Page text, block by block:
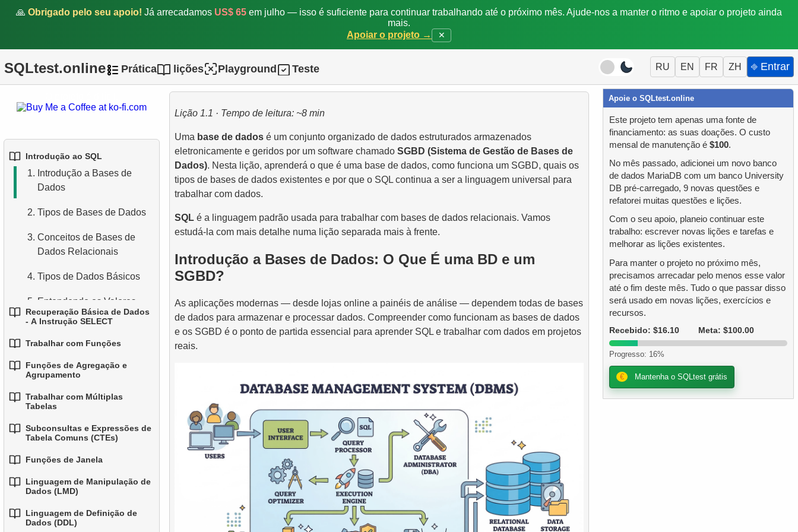
🙏 Obrigado pelo seu apoio! Já arrecadamos US$ 65 em julho — isso é suficiente para continuar trabalhando até o próximo mês. Ajude-nos a manter o ritmo e apoiar o projeto ainda
mais.
Apoiar o projeto →
✕
SQLtest.online Prática lições Playground Teste RU EN FR ZH ⎆ Entrar
Introdução ao SQL
1. Introdução a Bases de
Dados
2. Tipos de Bases de Dados
3. Conceitos de Bases de
Dados Relacionais
4. Tipos de Dados Básicos
5. Entendendo os Valores
NULL no SQL
6.Visão Geral do SQL
Recuperação Básica de Dados
- A Instrução SELECT
1.Selecionando Dados de
uma Tabela
3.Combinando Múltiplas
Condições
LIMIT e OFFSET
Trabalhar com Funções
1.Funções SQL Integradas
2.Funções Comuns de String
Comuns
4.Funções de Data e Hora
5.Operador condicional
Funções de Agregação e
Agrupamento
1.Funções Básicas de
2.Agrupando Dados
3.Filtrando Dados Agrupados
4.Agregação condicional
5.Agregação avançada
Trabalhar com Múltiplas
Tabelas
1.Fundamentos de JOINs em
Linhas Correspondentes
3.LEFT JOIN - Incluindo
Todos os Registros da
Subconsultas e Expressões de
Tabela Comuns (CTEs)
1.Introdução às
Subconsultas
WHERE
Funções de Janela
1.Funções de Janela
2.Usar ROW_NUMBER,
RANK, DENSE_RANK e
Linguagem de Manipulação de
Dados (LMD)
1.A Instrução INSERT INTO
Linguagem de Definição de
Dados (DDL)
Lição 1.1 · Tempo de leitura: ~8 min
Uma base de dadosé um conjunto organizado de dados estruturados armazenados
eletronicamente e geridos por um software chamado SGBD (Sistema de Gestão de Bases de
Dados). Nesta lição, aprenderá o que é uma base de dados, como funciona um SGBD, quais os
tipos de bases de dados existentes e por que o SQL continua a ser a linguagem universal para
trabalhar com dados.
SQLé a linguagem padrão usada para trabalhar com bases de dados relacionais. Vamos
estudá-la com mais detalhe numa lição separada mais à frente.
Introdução a Bases de Dados: O Que É uma BD e um
SGBD?
As aplicações modernas — desde lojas online a painéis de análise — dependem todas de bases
de dados para armazenar e processar dados. Compreender como funcionam as bases de dados
e os SGBD é o ponto de partida essencial para aprender SQL e trabalhar com dados em projetos
reais.
Apoie o SQLtest.online
Este projeto tem apenas uma fonte de
financiamento: as suas doações. O custo
mensal de manutenção é $100.
No mês passado, adicionei um novo banco
de dados MariaDB com um banco University
DB pré-carregado, 9 novas questões e
refatorei muitas questões e lições.
Com o seu apoio, planeio continuar este
trabalho: escrever novas lições e tarefas e
melhorar as lições existentes.
Para manter o projeto no próximo mês,
precisamos arrecadar pelo menos esse valor
até o fim deste mês. Tudo o que passar disso
será usado em novas lições, exercícios e
recursos.
Recebido: $16.10
Meta: $100.00
Progresso: 16%
€ Mantenha o SQLtest grátis